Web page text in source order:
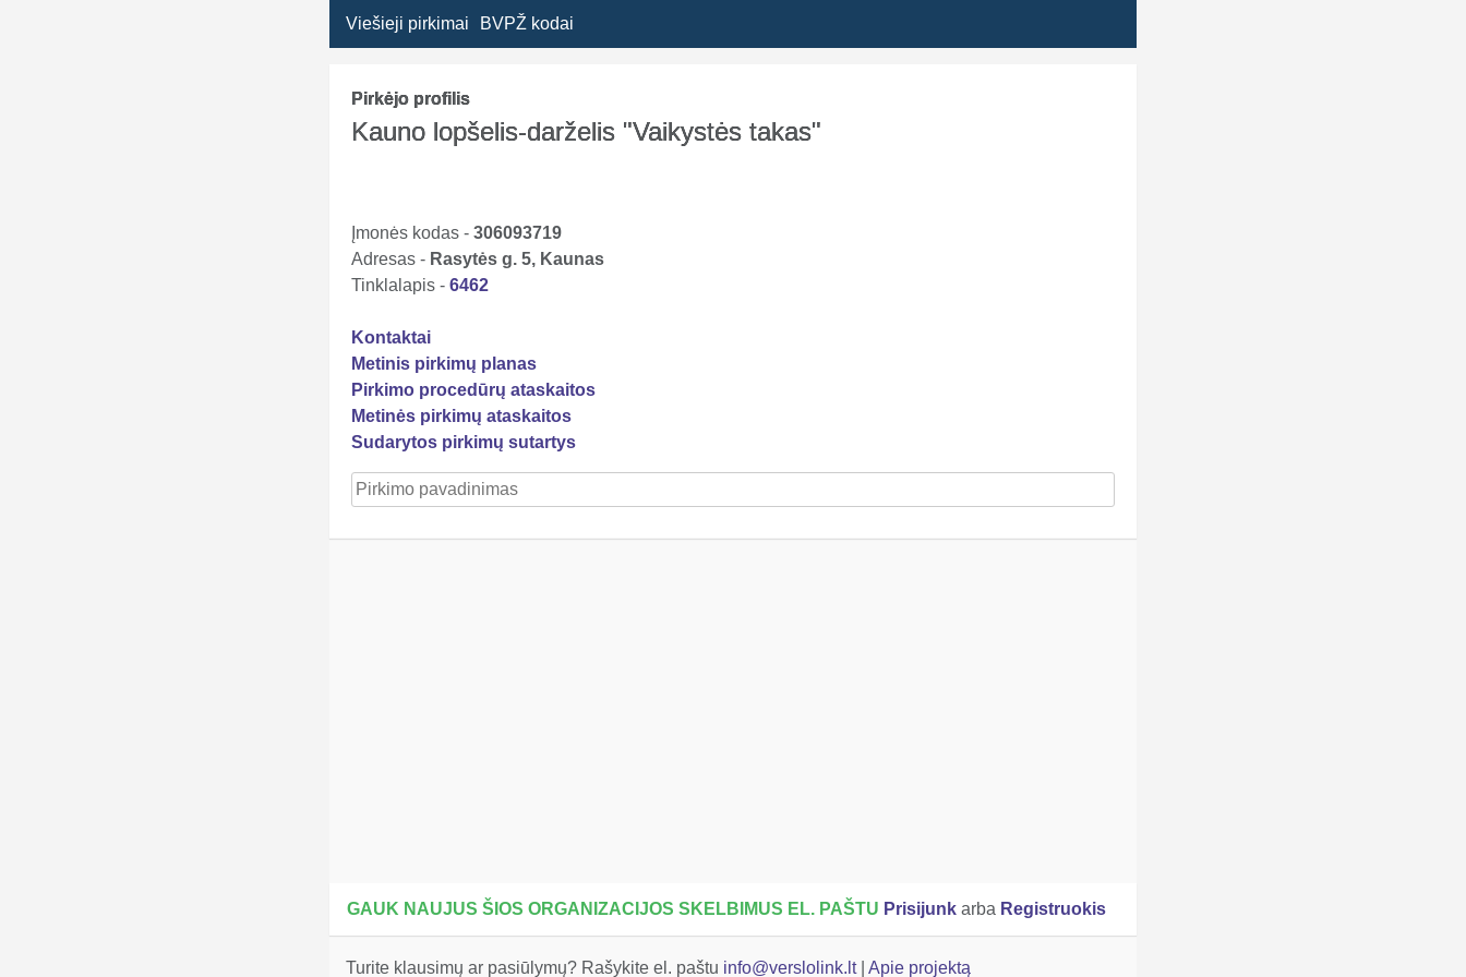
Viešieji pirkimai BVPŽ kodai
Pirkėjo profilis
Kauno lopšelis-darželis "Vaikystės takas"
Įmonės kodas -306093719
Adresas - Rasytės g. 5, Kaunas
Tinklalapis -6462
Kontaktai
Metinis pirkimų planas
Pirkimo procedūrų ataskaitos
Metinės pirkimų ataskaitos
Sudarytos pirkimų sutartys
GAUK NAUJUS ŠIOS ORGANIZACIJOS SKELBIMUS EL. PAŠTU Prisijunk arba Registruokis
Turite klausimų ar pasiūlymų? Rašykite el. paštu info@verslolink.lt Apie projektą